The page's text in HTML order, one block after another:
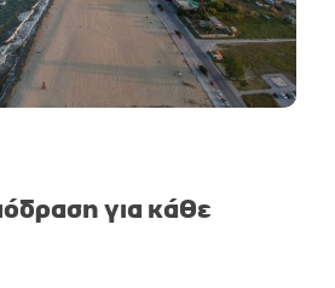
για κάθε